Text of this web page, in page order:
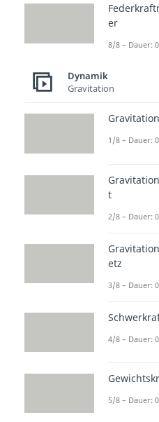
müssen
die
Diese
Beginn
eine
somit
Kraft.
Nun
er
8/8 – Dauer:
Dynamik
Gravitation
Gravitation
1/8 – Dauer:
t
2/8 – Dauer:
etz
3/8 – Dauer:
4/8 – Dauer:
5/8 – Dauer: